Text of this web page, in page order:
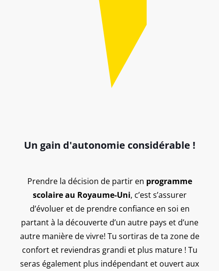
Un gain d'autonomie considérable !
Prendre la décision de partir en programme
scolaire au Royaume-Uni, c’est s’assurer
d’évoluer et de prendre confiance en soi en
partant à la découverte d’un autre pays et d’une
autre manière de vivre! Tu sortiras de ta zone de
confort et reviendras grandi et plus mature ! Tu
seras également plus indépendant et ouvert aux